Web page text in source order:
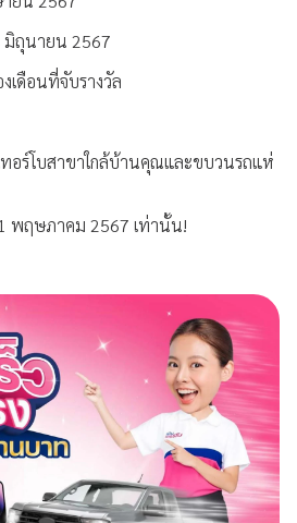
มิถุนายน 2567
เดือนที่จับรางวัล
อร์โบสาขาใกล้บ้านคุณและขบวนรถแห่
พฤษภาคม 2567 เท่านั้น!